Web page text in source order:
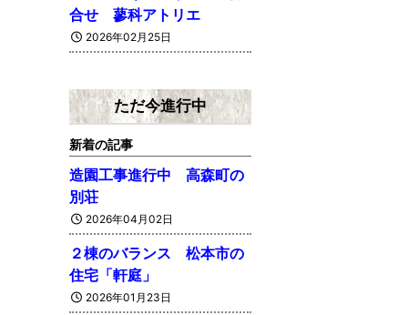
合せ 蓼科アトリエ
2026年02月25日
ただ今進行中
新着の記事
造園工事進行中 高森町の
別荘
2026年04月02日
２棟のバランス 松本市の
住宅「軒庭」
2026年01月23日